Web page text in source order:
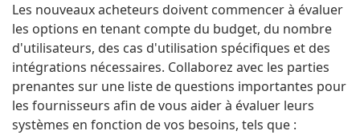
Les nouveaux acheteurs doivent commencer à évaluer
les options en tenant compte du budget, du nombre
d'utilisateurs, des cas d'utilisation spécifiques et des
intégrations nécessaires. Collaborez avec les parties
prenantes sur une liste de questions importantes pour
les fournisseurs afin de vous aider à évaluer leurs
systèmes en fonction de vos besoins, tels que :